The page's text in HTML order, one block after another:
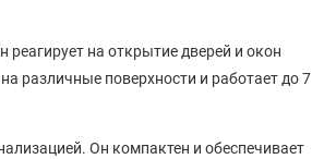
на открытие дверей и окон
различные поверхности и работает до 7
Он компактен и обеспечивает